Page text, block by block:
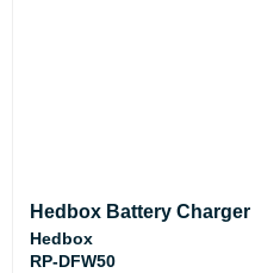
Hedbox Battery
Hedbox
RP-DFW50